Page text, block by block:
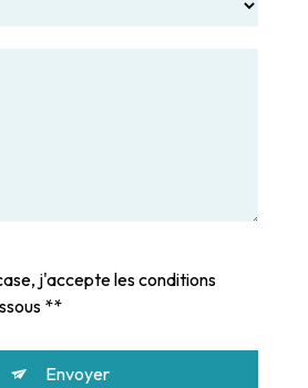
j'accepte les conditions
**
Envoyer